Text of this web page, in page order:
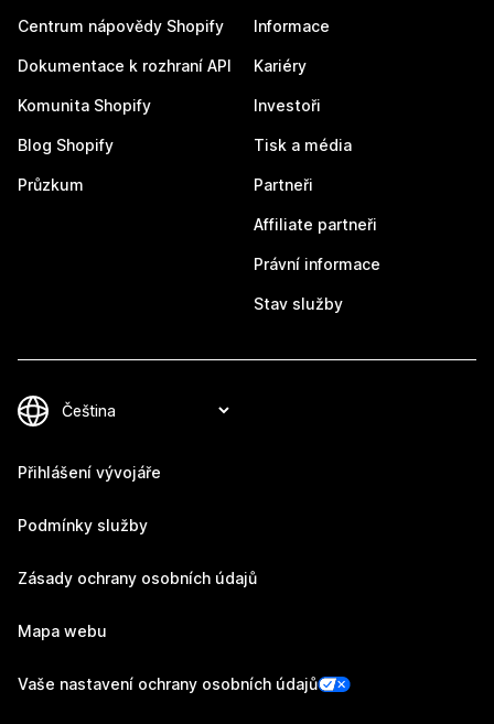
Centrum nápovědy Shopify
Dokumentace k rozhraní API
Komunita Shopify
Blog Shopify
Průzkum
Informace
Kariéry
Investoři
Tisk a média
Partneři
Affiliate partneři
Právní informace
Stav služby
Přihlášení vývojáře
Podmínky služby
Zásady ochrany osobních údajů
Mapa webu
Vaše nastavení ochrany osobních údajů